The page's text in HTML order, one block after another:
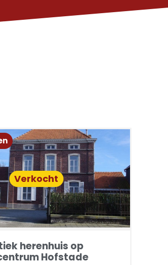
Verkocht
herenhuis op
Hofstade